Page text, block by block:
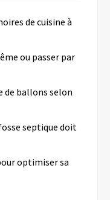
de cuisine à
ou passer par
de ballons selon
septique doit
optimiser sa